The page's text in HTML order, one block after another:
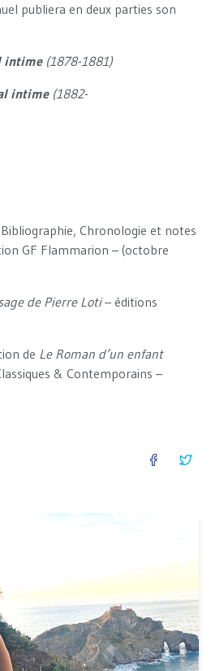
publiera en deux parties son
intime(1878-1881)
intime (1882-
Chronologie et notes
GF Flammarion – (octobre
de Pierre Loti– éditions
de Le Roman d’un enfant
& Contemporains –